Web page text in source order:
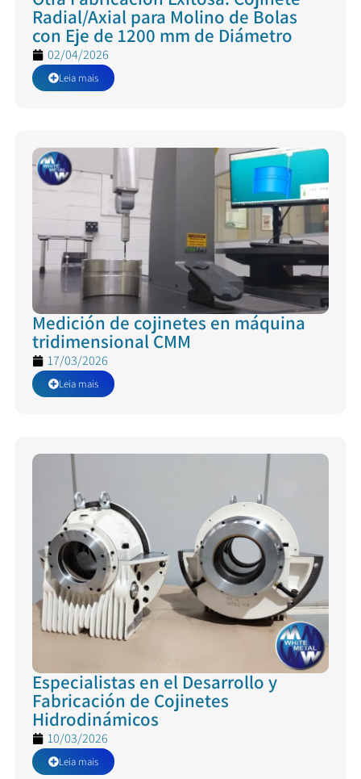
Radial/Axial para Molino de Bolas
con Eje de 1200 mm de Diámetro
02/04/2026
Leia mais
Medición de cojinetes en máquina
tridimensional CMM
17/03/2026
Leia mais
Especialistas en el Desarrollo y
Fabricación de Cojinetes
Hidrodinámicos
10/03/2026
Leia mais